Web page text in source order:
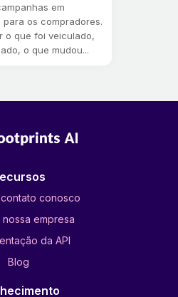
em
para os compradores.
o que foi veiculado,
o que mudou...
conosco
empresa
da API
Blog